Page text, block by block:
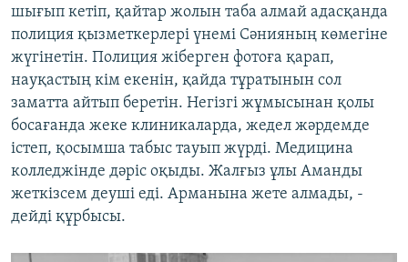
шығып кетіп, қайтар жолын таба алмай адасқанда
полиция қызметкерлері үнемі Сәнияның көмегіне
жүгінетін. Полиция жіберген фотоға қарап,
науқастың кім екенін, қайда тұратынын сол
заматта айтып беретін. Негізгі жұмысынан қолы
босағанда жеке клиникаларда, жедел жәрдемде
істеп, қосымша табыс тауып жүрді. Медицина
колледжінде дәріс оқыды. Жалғыз ұлы Аманды
жеткізсем деуші еді. Арманына жете алмады, -
дейді құрбысы.